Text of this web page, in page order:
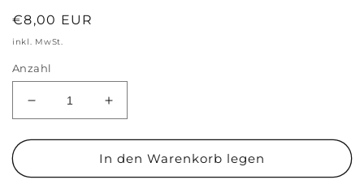
Normaler
Preis
€8,00 EUR
inkl. MwSt.
Anzahl
Verringere
die
Menge
Hochwertige
Erhöhe
die
Menge
für
Hochwertige
In den Warenkorb legen